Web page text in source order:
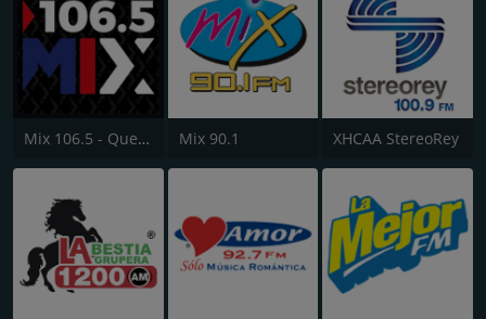
Mix 106.5 - Querétaro Mix 90.1 XHCAA StereoRey